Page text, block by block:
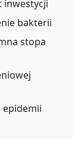
inwestycji
bakterii
stopa
epidemii